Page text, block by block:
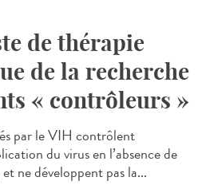
de thérapie
de la recherche
« contrôleurs »
par le VIH contrôlent
du virus en l’absence de
ne développent pas la...